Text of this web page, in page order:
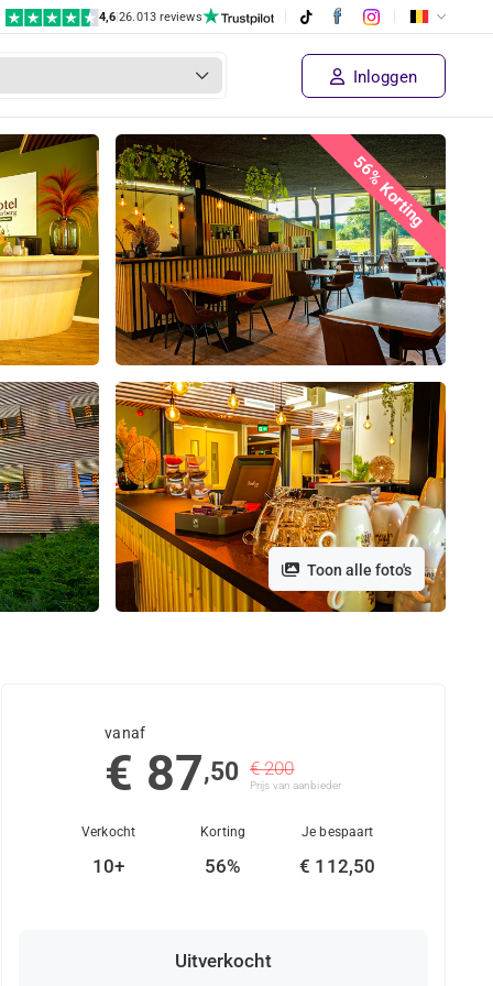
4,6|26.013 reviews
Inloggen
56% Korting
Toon alle foto's
vanaf
€ 87,50 € 200
Prijs van aanbieder
Verkocht
10+
Korting
56%
Je bespaart
€ 112,50
Uitverkocht